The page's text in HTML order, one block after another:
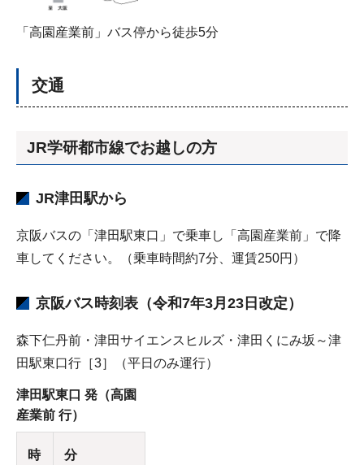
「高園産業前」バス停から徒歩5分
交通
JR学研都市線でお越しの方
JR津田駅から
京阪バスの「津田駅東口」で乗車し「高園産業前」で降
車してください。（乗車時間約7分、運賃250円）
京阪バス時刻表 （令和7年3月23日改定）
森下仁丹前・津田サイエンスヒルズ・津田くにみ坂～津
田駅東口行［3］（平日のみ運行）
津田駅東口 発（高園
産業前 行）
時 分